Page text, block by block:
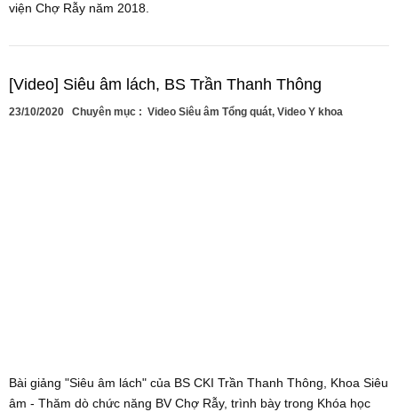
viện Chợ Rẫy năm 2018.
[Video] Siêu âm lách, BS Trần Thanh Thông
23/10/2020 Chuyên mục : Video Siêu âm Tổng quát, Video Y khoa
Bài giảng "Siêu âm lách" của BS CKI Trần Thanh Thông, Khoa Siêu
âm - Thăm dò chức năng BV Chợ Rẫy, trình bày trong Khóa học